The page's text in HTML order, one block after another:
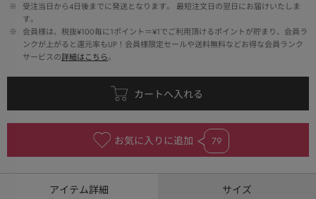
※
受注当日から4日後までに発送となります。 最短注文日の翌日にお届けいたしま
す。
※
会員様は、税抜¥100毎に1ポイント＝¥1でご利用頂けるポイントが貯まり、会員ラ
ンクが上がると還元率もUP！会員様限定セールや送料無料などお得な会員ランク
サービスの詳細はこちら。
お気に入りに追加 79
アイテム詳細 サイズ